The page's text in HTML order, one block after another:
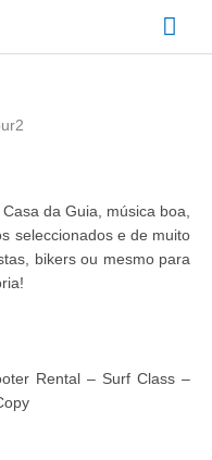
da Guia, música boa,
seleccionados e de muito
bikers ou mesmo para
Rental – Surf Class –